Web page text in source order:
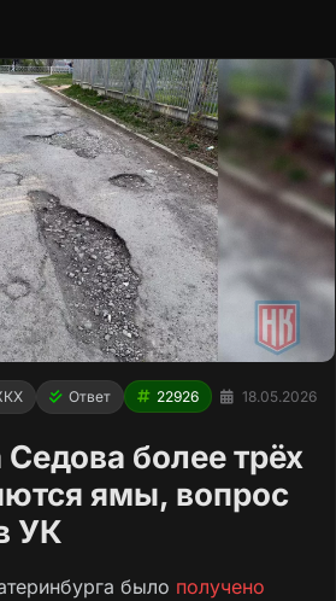
Ответ 22926 18.05.2026
более трёх
ямы, вопрос
УК
было получено